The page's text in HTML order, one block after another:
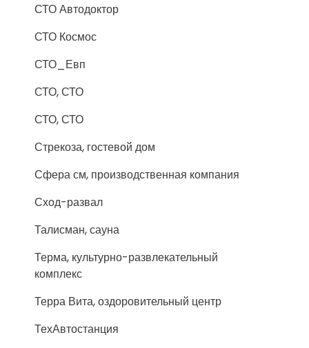
СТО Автодоктор
СТО Космос
СТО_Евп
СТО, СТО
СТО, СТО
Стрекоза, гостевой дом
Сфера см, производственная компания
Сход-развал
Талисман, сауна
Терма, культурно-развлекательный
комплекс
Терра Вита, оздоровительный центр
ТехАвтостанция